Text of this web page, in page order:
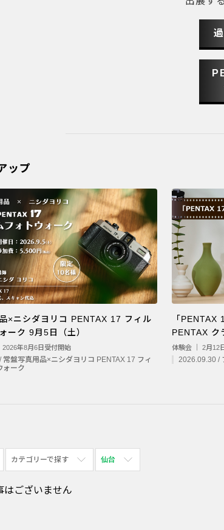
ップ
×ニシダヨリコ PENTAX 17 フィル
ーク 9月5日（土）
2026年8月6日受付開始
常盤写真用品×ニシダヨリコ PENTAX 17 フィ
ォーク
「
PENTAX ク
体験会 ｜ 2月12
2026.09.30 /
カテゴリーで探す
全て表示
仙台
はございません